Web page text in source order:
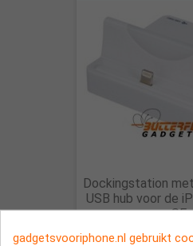
Dockingstation
USB hub voor de
SE
€
gadgetsvooriphone.nl gebruikt